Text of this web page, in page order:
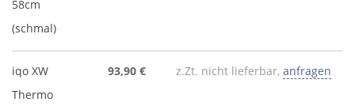
58cm
(schmal)
iqo XW
Thermo
93,90 € z.Zt. nicht lieferbar, anfragen